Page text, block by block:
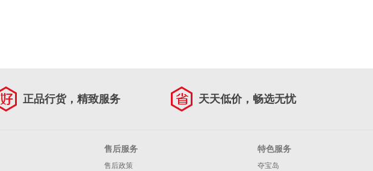
正品行货，精致服务 天天低价，畅选无忧
售后服务
售后政策
特色服务
夺宝岛